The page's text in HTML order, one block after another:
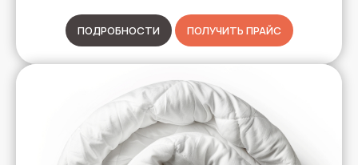
ПОДРОБНОСТИ ПОЛУЧИТЬ ПРАЙС